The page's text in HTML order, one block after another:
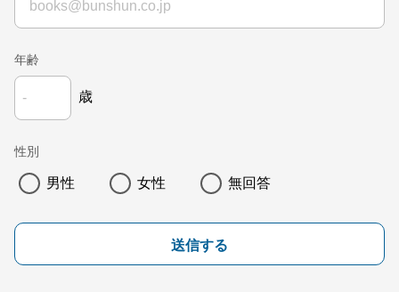
年齢
歳
性別
男性 女性 無回答
送信する